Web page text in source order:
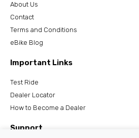
About Us
Contact
Terms and Conditions
eBike Blog
Important Links
Test Ride
Dealer Locator
How to Become a Dealer
Support